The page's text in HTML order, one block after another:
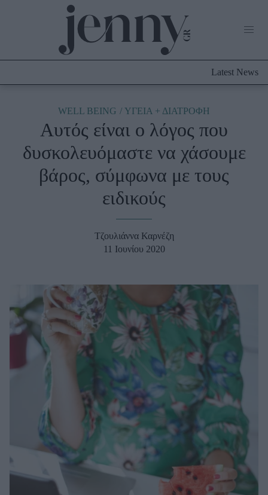
Culture
Fashion
Shopping
Styling Tips
Fashion News
Beauty News
Well being
Ψυχολογία
Υγεία + Διατροφή
Woman Power
Parenting
Real Women
Latest News
WELL BEING ΥΓΕΙΑ + ΔΙΑΤΡΟΦΗ
Αυτός είναι ο λόγος που
δυσκολευόμαστε να χάσουμε
βάρος, σύμφωνα με τους
ειδικούς
Τζουλιάννα Καρνέζη
11 Ιουνίου 2020